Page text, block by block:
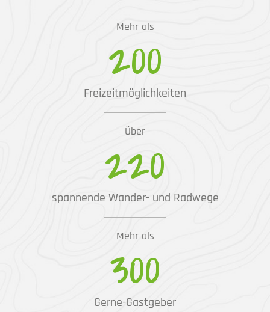
Mehr als
200
Freizeitmöglichkeiten
Über
220
spannende Wander- und Radwege
Mehr als
300
Gerne-Gastgeber